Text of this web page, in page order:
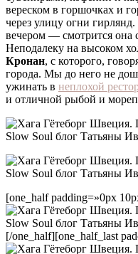
вереском в горшочках и
через улицу огни
вечером — смотрится она
Неподалеку на высоком
Кронан, с которого,
города. Мы до него не
ужинать в неплохой
и отличной рыбой и
[one_half padding=»0px
[/one_half][one_half_last